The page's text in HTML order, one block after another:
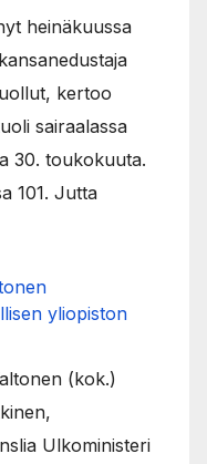
heinäkuussa
kertoo
sairaalassa
30. toukokuuta.
101. Jutta
yliopiston
(kok.)
Ulkoministeri